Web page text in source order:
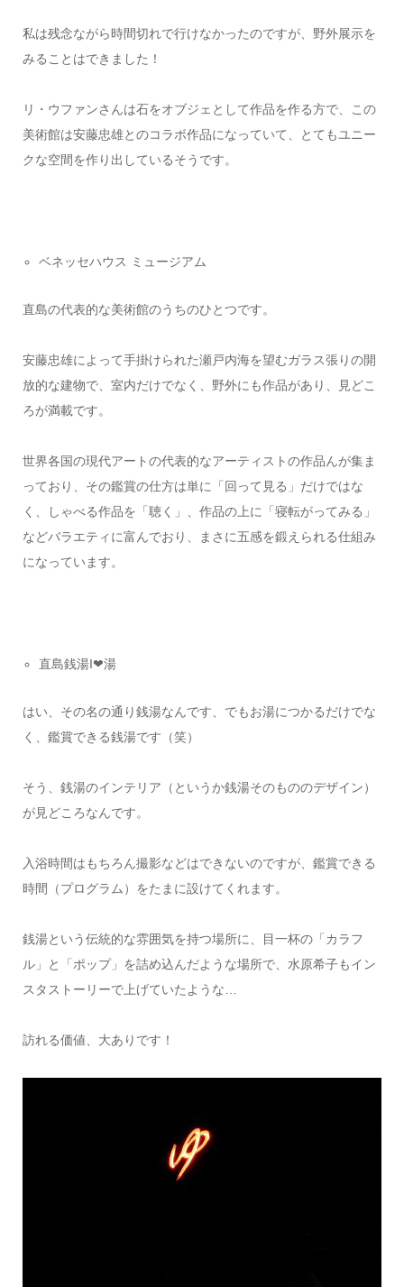
私は残念ながら時間切れで行けなかったのですが、野外展示を
みることはできました！
リ・ウファンさんは石をオブジェとして作品を作る方で、この
美術館は安藤忠雄とのコラボ作品になっていて、とてもユニー
クな空間を作り出しているそうです。
ベネッセハウス ミュージアム
直島の代表的な美術館のうちのひとつです。
安藤忠雄によって手掛けられた瀬戸内海を望むガラス張りの開
放的な建物で、室内だけでなく、野外にも作品があり、見どこ
ろが満載です。
世界各国の現代アートの代表的なアーティストの作品んが集ま
っており、その鑑賞の仕方は単に「回って見る」だけではな
く、しゃべる作品を「聴く」、作品の上に「寝転がってみる」
などバラエティに富んでおり、まさに五感を鍛えられる仕組み
になっています。
直島銭湯I❤湯
はい、その名の通り銭湯なんです、でもお湯につかるだけでな
く、鑑賞できる銭湯です（笑）
そう、銭湯のインテリア（というか銭湯そのもののデザイン）
が見どころなんです。
入浴時間はもちろん撮影などはできないのですが、鑑賞できる
時間（プログラム）をたまに設けてくれます。
銭湯という伝統的な雰囲気を持つ場所に、目一杯の「カラフ
ル」と「ポップ」を詰め込んだような場所で、水原希子もイン
スタストーリーで上げていたような…
訪れる価値、大ありです！